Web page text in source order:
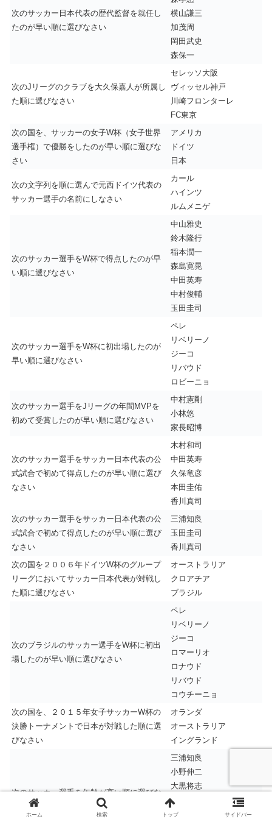
次のサッカー日本代表の歴代監督を就任し
たのが早い順に選びなさい
横山謙三
加茂周
岡田武史
森保一
次のJリーグのクラブを大久保嘉人が所属し
た順に選びなさい
セレッソ大阪
ヴィッセル神戸
川崎フロンターレ
FC東京
次の国を、サッカーの女子W杯（女子世界
選手権）で優勝をしたのが早い順に選びな
さい
アメリカ
ドイツ
日本
次の文字列を順に選んで元西ドイツ代表の
サッカー選手の名前にしなさい
カール
ハインツ
ルムメニゲ
次のサッカー選手をW杯で得点したのが早
い順に選びなさい
中山雅史
鈴木隆行
稲本潤一
森島寛晃
中田英寿
中村俊輔
玉田圭司
次のサッカー選手をW杯に初出場したのが
早い順に選びなさい
ペレ
リベリーノ
ジーコ
リバウド
ロビーニョ
次のサッカー選手をJリーグの年間MVPを
初めて受賞したのが早い順に選びなさい
中村憲剛
小林悠
家長昭博
次のサッカー選手をサッカー日本代表の公
式試合で初めて得点したのが早い順に選び
なさい
木村和司
中田英寿
久保竜彦
本田圭佑
香川真司
次のサッカー選手をサッカー日本代表の公
式試合で初めて得点したのが早い順に選び
なさい
三浦知良
玉田圭司
香川真司
次の国を２００６年ドイツW杯のグループ
リーグにおいてサッカー日本代表が対戦し
た順に選びなさい
オーストラリア
クロアチア
ブラジル
次のブラジルのサッカー選手をW杯に初出
場したのが早い順に選びなさい
ペレ
リベリーノ
ジーコ
ロマーリオ
ロナウド
リバウド
コウチーニョ
次の国を、２０１５年女子サッカーW杯の
決勝トーナメントで日本が対戦した順に選
びなさい
オランダ
オーストラリア
イングランド
次のサッカー選手を年齢が高い順に選びな
三浦知良
小野伸二
大黒将志
阿部勇樹
柿谷曜一朗
ホーム 検索 トップ サイドバー